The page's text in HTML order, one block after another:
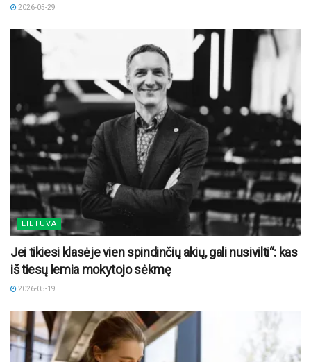
2026-05-29
LIETUVA
Jei tikiesi klasėje vien spindinčių akių, gali nusivilti“: kas
iš tiesų lemia mokytojo sėkmę
2026-05-19